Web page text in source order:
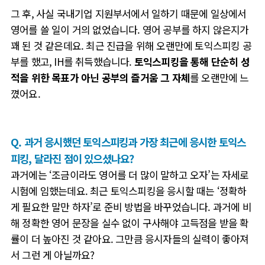
그 후, 사실 국내기업 지원부서에서 일하기 때문에 일상에서
영어를 쓸 일이 거의 없었습니다. 영어 공부를 하지 않은지가
꽤 된 것 같은데요. 최근 진급을 위해 오랜만에 토익스피킹 공
부를 했고, IH를 취득했습니다. 토익스피킹을 통해 단순히 성
적을 위한 목표가 아닌 공부의 즐거움 그 자체를 오랜만에 느
꼈어요.
Q. 과거 응시했던 토익스피킹과 가장 최근에 응시한 토익스
피킹, 달라진 점이 있으셨나요?
과거에는‘조금이라도 영어를 더 많이 말하고 오자’는 자세로
시험에 임했는데요. 최근 토익스피킹을 응시할 때는 ‘정확하
게 필요한 말만 하자’로 준비 방법을 바꾸었습니다. 과거에 비
해 정확한 영어 문장을 실수 없이 구사해야 고득점을 받을 확
률이 더 높아진 것 같아요. 그만큼 응시자들의 실력이 좋아져
서 그런 게 아닐까요?